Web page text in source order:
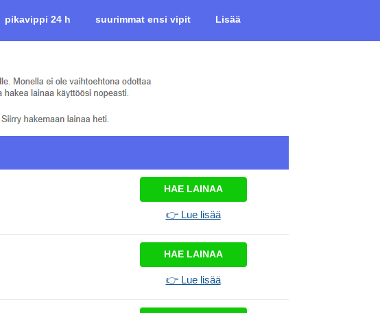
pikavippi 24 h suurimmat ensi vipit Lisää
HAE LAINAA
👉 Lue lisää
HAE LAINAA
👉 Lue lisää